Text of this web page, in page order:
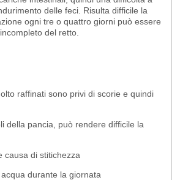
delle feci. Risulta difficile la
ogni tre o quattro giorni può essere
del retto.
raffinati sono privi di scorie e quindi
pancia, può rendere difficile la
di stitichezza
durante la giornata